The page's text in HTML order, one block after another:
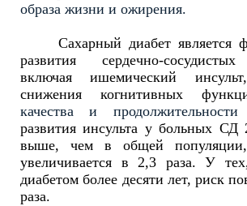
образа жизни и ожирения.
Сахарный диабет является
развития сердечно-
включая ишемический
снижения когнитивных
качества и
развития инсульта у больных
выше, чем в общей
увеличивается в 2,3 раза. У
диабетом более десяти лет, риск
раза.